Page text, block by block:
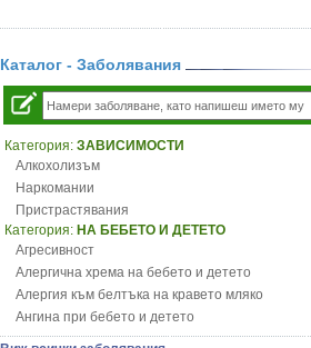
Каталог - Заболявания
Категория: ЗАВИСИМОСТИ
Алкохолизъм
Наркомании
Пристрастявания
Категория: НА БЕБЕТО И ДЕТЕТО
Агресивност
Алергична хрема на бебето и детето
Алергия към белтъка на кравето мляко
Ангина при бебето и детето
Анемия при бебето и детето